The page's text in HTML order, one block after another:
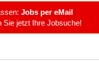
Jobs per eMail
jetzt Ihre Jobsuche!